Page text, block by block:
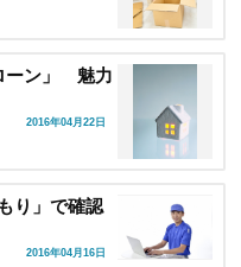
ーン」 魅力
2016年04月22日
り」で確認
2016年04月16日